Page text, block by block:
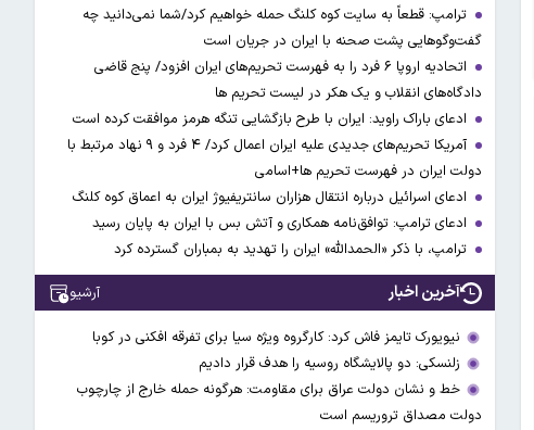
ترامپ: قطعاً به سایت کوه کلنگ حمله خواهیم کرد/شما نمی‌دانید چه
گفت‌وگوهایی پشت صحنه با ایران در جریان است
اتحادیه اروپا ۶ فرد را به فهرست تحریم‌های ایران افزود/ پنج قاضی
دادگاه‌های انقلاب و یک هکر در لیست تحریم ها
ادعای باراک راوید: ایران با طرح بازگشایی تنگه هرمز موافقت کرده است
آمریکا تحریم‌های جدیدی علیه ایران اعمال کرد/ ۴ فرد و ۹ نهاد مرتبط با
دولت ایران در فهرست تحریم ها+اسامی
ادعای اسرائیل درباره انتقال هزاران سانتریفیوژ ایران به اعماق کوه کلنگ
ادعای ترامپ: توافق‌نامه همکاری و آتش بس با ایران به پایان رسید
ترامپ، با ذکر «الحمدالله» ایران را تهدید به بمباران گسترده کرد
آخرین اخبار آرشیو
نیویورک تایمز فاش کرد: کارگروه ویژه سیا برای تفرقه افکنی در کوبا
زلنسکی: دو پالایشگاه روسیه را هدف قرار دادیم
خط و نشان دولت عراق برای مقاومت: هرگونه حمله خارج از چارچوب
دولت مصداق تروریسم است